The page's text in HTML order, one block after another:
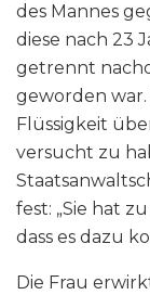
des Mannes
diese nach 23
getrennt
geworden
Flüssigkeit
versucht zu
fest: „Sie hat
dass es dazu
Die Frau